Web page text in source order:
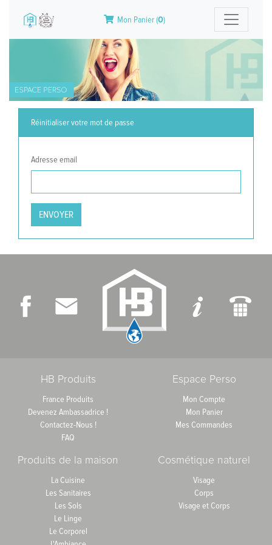
Mon Panier (0)
Réinitialiser votre mot de passe
Adresse email
ENVOYER
HB Produits
France Produits
Devenez Ambassadrice !
Contactez-Nous !
FAQ
Espace Perso
Mon Compte
Mon Panier
Mes Commandes
Produits de la maison
La Cuisine
Les Sanitaires
Les Sols
Le Linge
Le Corporel
Cosmétique naturel
Visage
Corps
Visage et Corps